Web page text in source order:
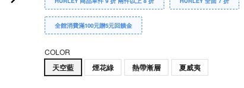
全館消費滿100元贈5元回饋金
COLOR
天空藍 煙花綠 熱帶漸層 夏威夷